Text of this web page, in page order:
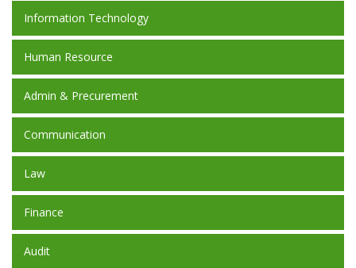
Information Technology
Human Resource
Admin & Precurement
Communication
Law
Finance
Audit